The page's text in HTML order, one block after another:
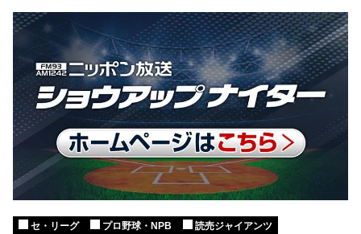
セ・リーグ プロ野球・NPB
読売ジャイアンツ